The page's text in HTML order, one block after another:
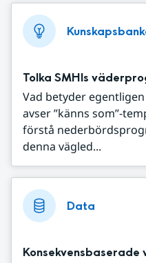
Tolka SMHIs
Vad betyder
avser ”känns som”-
förstå
denna vägled...
Data